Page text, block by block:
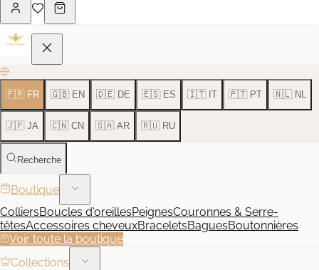
🇫🇷 FR 🇬🇧 EN 🇩🇪 DE 🇪🇸 ES 🇮🇹 IT 🇵🇹 PT 🇳🇱 NL
🇯🇵 JA 🇨🇳 CN 🇸🇦 AR 🇷🇺 RU
Recherche
Boutique
ColliersBoucles d'oreillesPeignesCouronnes & Serre-
têtesAccessoires cheveuxBraceletsBaguesBoutonnières
Voir toute la boutique
Collections